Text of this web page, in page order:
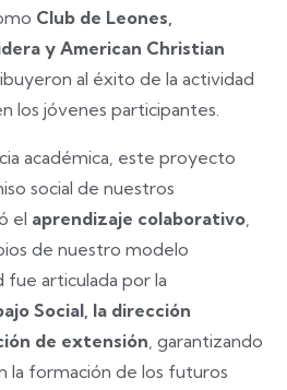
Club de Leones,
y American Christian
al éxito de la actividad
los jóvenes participantes.
académica, este proyecto
social de nuestros
el aprendizaje colaborativo,
de nuestro modelo
fue articulada por la
Social, la dirección
de extensión, garantizando
la formación de los futuros